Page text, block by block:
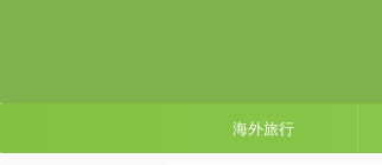
海外旅行